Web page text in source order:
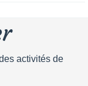
activités de